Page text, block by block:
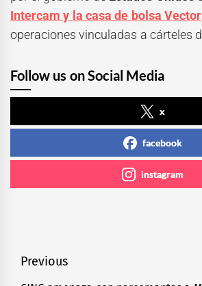
Intercam y la casa de bolsa Vector
operaciones vinculadas a cárteles
Follow us on Social Media
x
facebook
instagram
Navegación
Previous